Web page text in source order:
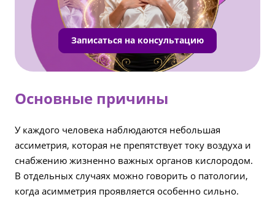
Записаться на консультацию
Основные причины
У каждого человека наблюдаются небольшая
ассиметрия, которая не препятствует току воздуха и
снабжению жизненно важных органов кислородом.
В отдельных случаях можно говорить о патологии,
когда асимметрия проявляется особенно сильно.